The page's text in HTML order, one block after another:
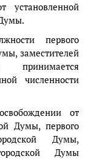
установленной
первого
заместителей
принимается
численности
от
Думы, первого
Думы,
Думы